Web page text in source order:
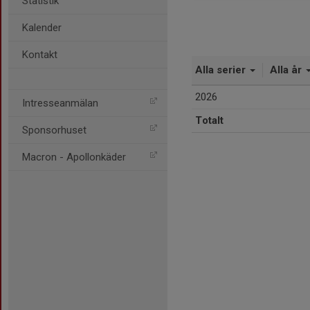
Kalender
Kontakt
Intresseanmälan
Sponsorhuset
Macron - Apollonkäder
Alla serier Alla år
2026
Totalt